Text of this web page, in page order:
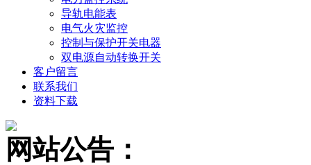
导轨电能表
电气火灾监控
控制与保护开关电器
双电源自动转换开关
客户留言
联系我们
资料下载
网站公告：